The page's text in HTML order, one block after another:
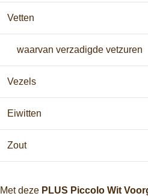
Vetten
waarvan verzadigde vetzuren
Vezels
Eiwitten
Zout
Met deze PLUS Piccolo Wit